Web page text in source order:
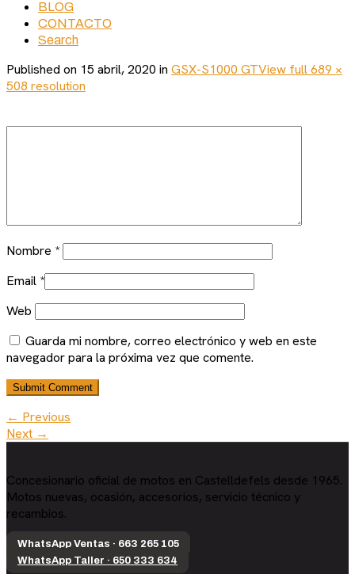
BLOG
CONTACTO
Search
Published on 15 abril, 2020 in GSX-S1000 GTView full 689 ×
508 resolution
Nombre *
Email *
Web
Guarda mi nombre, correo electrónico y web en este
navegador para la próxima vez que comente.
← Previous
Next →
Concesionario oficial de motos en Castelldefels desde 1965.
Motos nuevas, ocasión, accesorios, servicio técnico y
recambios.
WhatsApp Ventas · 663 265 105
WhatsApp Taller · 650 333 634